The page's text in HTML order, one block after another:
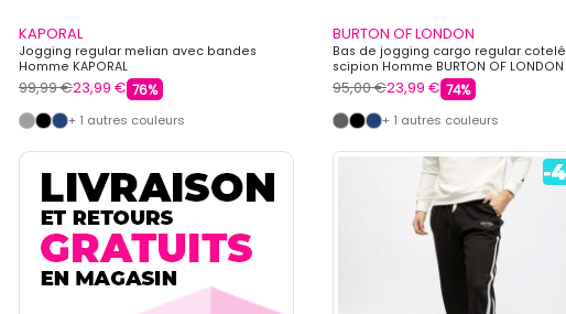
KAPORAL
Jogging regular melian avec bandes
Homme KAPORAL
99,99 €23,99 € 76%
+ 1 autres couleurs
BURTON OF LONDON
Bas de jogging cargo regular cotelé
scipion Homme BURTON OF LONDON
95,00 €23,99 € 74%
+ 1 autres couleurs